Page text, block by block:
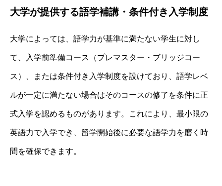
大学が提供する語学補講・条件付き入学制度
大学によっては、語学力が基準に満たない学生に対し
て、入学前準備コース（プレマスター・ブリッジコー
ス）、または条件付き入学制度を設けており、語学レベ
ルが一定に満たない場合はそのコースの修了を条件に正
式入学を認めるものがあります。これにより、最小限の
英語力で入学でき、留学開始後に必要な語学力を磨く時
間を確保できます。